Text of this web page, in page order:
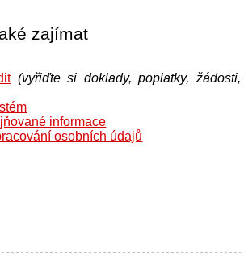
zajímat
(vyřiďte si doklady, poplatky, žádosti,
informace
osobních údajů